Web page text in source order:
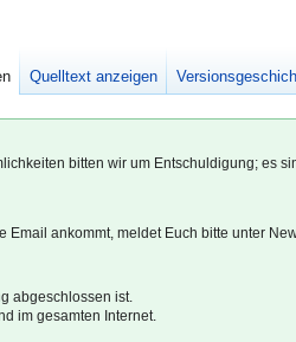
bitten wir um Entschuldigung; es
ankommt, meldet Euch bitte unter
abgeschlossen ist.
im gesamten Internet.
Quelltext anzeigen